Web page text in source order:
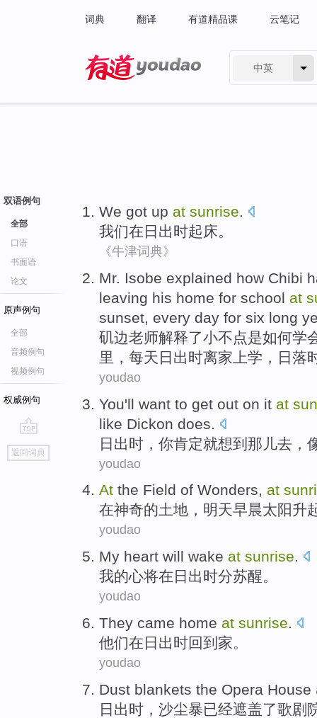
词典 翻译 有道精品课 云笔记
中英
双语例句
全部
口语
书面语
论文
原声例句
全部
音频例句
视频例句
权威例句
go
top
返回词典
We got up at sunrise.
我们在 日出时起床。
《牛津词典》
Mr. Isobe explained how Chibi
leaving his home for school at
sunset, every day for six long
矶边老师解释了小不点是如何
里，每天日出时离家上学，日落
youdao
You'll want to get out on it at
like Dickon does
日出时， 你肯定就想到 那儿去，
youdao
At the Field of Wonders, at
在神奇的土地， 明天早晨太阳升
youdao
My heart will wake at sunrise.
我的心将在 日出时分苏醒。
youdao
They came home at sunrise.
他们在 日出时回到 家。
youdao
Dust blankets the Opera House
日出时， 沙尘暴已经遮盖了歌剧